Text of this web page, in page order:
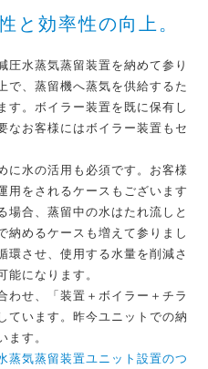
と効率性の向上。
圧水蒸気蒸留装置を納めて参り
で、蒸留機へ蒸気を供給するた
す。ボイラー装置を既に保有し
なお客様にはボイラー装置もセ
に水の活用も必須です。お客様
用をされるケースもございます
場合、蒸留中の水はたれ流しと
納めるケースも増えて参りまし
環させ、使用する水量を削減さ
能になります。
わせ、「装置＋ボイラー＋チラ
ています。昨今ユニットでの納
ます。
蒸気蒸留装置ユニット設置のつ